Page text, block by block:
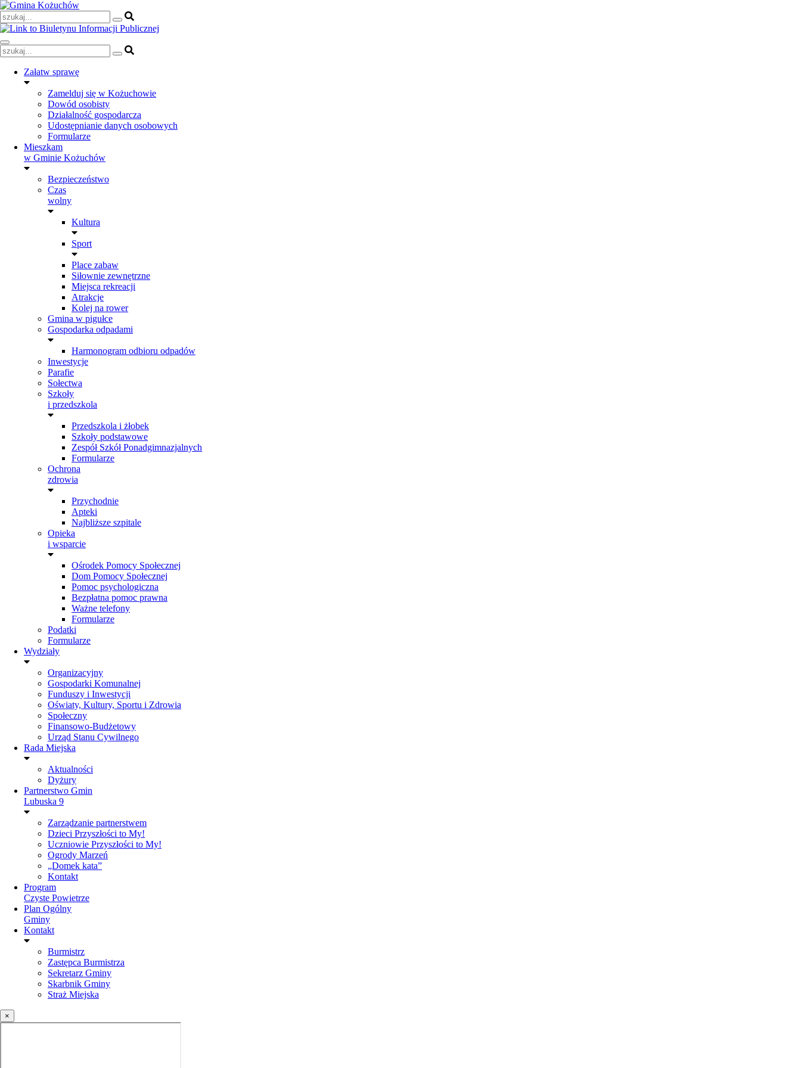
Skip
to
content
Załatw sprawę
Zamelduj się w Kożuchowie
Dowód osobisty
Działalność gospodarcza
Udostępnianie danych osobowych
Formularze
Mieszkam
w Gminie Kożuchów
Bezpieczeństwo
Czas
wolny
Kultura
Sport
Place zabaw
Siłownie zewnętrzne
Miejsca rekreacji
Atrakcje
Kolej na rower
Gmina w pigułce
Gospodarka odpadami
Harmonogram odbioru odpadów
Inwestycje
Parafie
Sołectwa
Szkoły
i przedszkola
Przedszkola i żłobek
Szkoły podstawowe
Zespół Szkół Ponadgimnazjalnych
Formularze
Ochrona
zdrowia
Przychodnie
Apteki
Najbliższe szpitale
Opieka
i wsparcie
Ośrodek Pomocy Społecznej
Dom Pomocy Społecznej
Pomoc psychologiczna
Bezpłatna pomoc prawna
Ważne telefony
Formularze
Podatki
Formularze
Wydziały
Organizacyjny
Gospodarki Komunalnej
Funduszy i Inwestycji
Oświaty, Kultury, Sportu i Zdrowia
Społeczny
Finansowo-Budżetowy
Urząd Stanu Cywilnego
Rada Miejska
Aktualności
Dyżury
Partnerstwo Gmin
Lubuska 9
Zarządzanie partnerstwem
Dzieci Przyszłości to My!
Uczniowie Przyszłości to My!
Ogrody Marzeń
„Domek kata”
Kontakt
Program
Czyste Powietrze
Plan Ogólny
Gminy
Kontakt
Burmistrz
Zastępca Burmistrza
Sekretarz Gminy
Skarbnik Gminy
Straż Miejska
×